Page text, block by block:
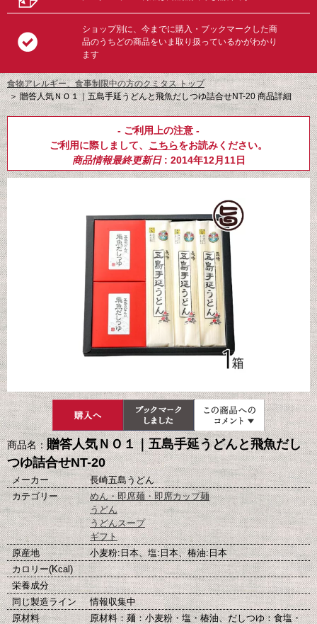
ショップ別に、今までに購入・ブックマークした商
品のうちどの商品をいま取り扱っているかがわかり
ます
食物アレルギー、食事制限中の方のクミタス トップ
＞贈答人気ＮＯ１｜五島手延うどんと飛魚だしつゆ詰合せNT-20 商品詳細
- ご利用上の注意 -
ご利用に際しまして、 こちらをお読みください。
商品情報最終更新日: 2014年12月11日
商品名：贈答人気ＮＯ１｜五島手延うどんと飛魚だし
つゆ詰合せNT-20
メーカー
長崎五島うどん
カテゴリー
めん・即席麺・即席カップ麺
うどん
うどんスープ
ギフト
原産地
小麦粉:日本、塩:日本、椿油:日本
カロリー(Kcal)
栄養成分
同じ製造ライン
情報収集中
原材料
原材料：麺：小麦粉・塩・椿油、だしつゆ：食塩・